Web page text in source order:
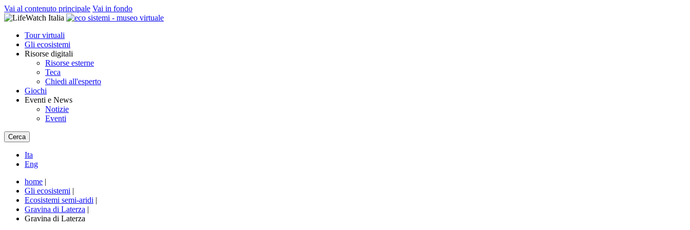
Vai al contenuto principale Vai in fondo
Tour virtuali
Gli ecosistemi
Risorse digitali
Risorse esterne
Teca
Chiedi all'esperto
Giochi
Eventi e News
Notizie
Eventi
Cerca
Ita
Eng
home |
Gli ecosistemi |
Ecosistemi semi-aridi |
Gravina di Laterza |
Gravina di Laterza